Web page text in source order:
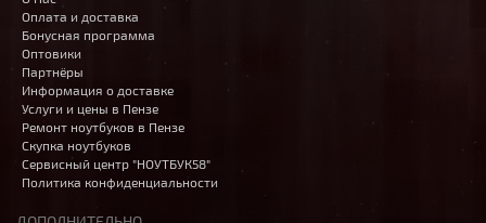
Оплата и доставка
Бонусная программа
Оптовики
Партнёры
Информация о доставке
Услуги и цены в Пензе
Ремонт ноутбуков в Пензе
Скупка ноутбуков
Сервисный центр "НОУТБУК58"
Политика конфиденциальности